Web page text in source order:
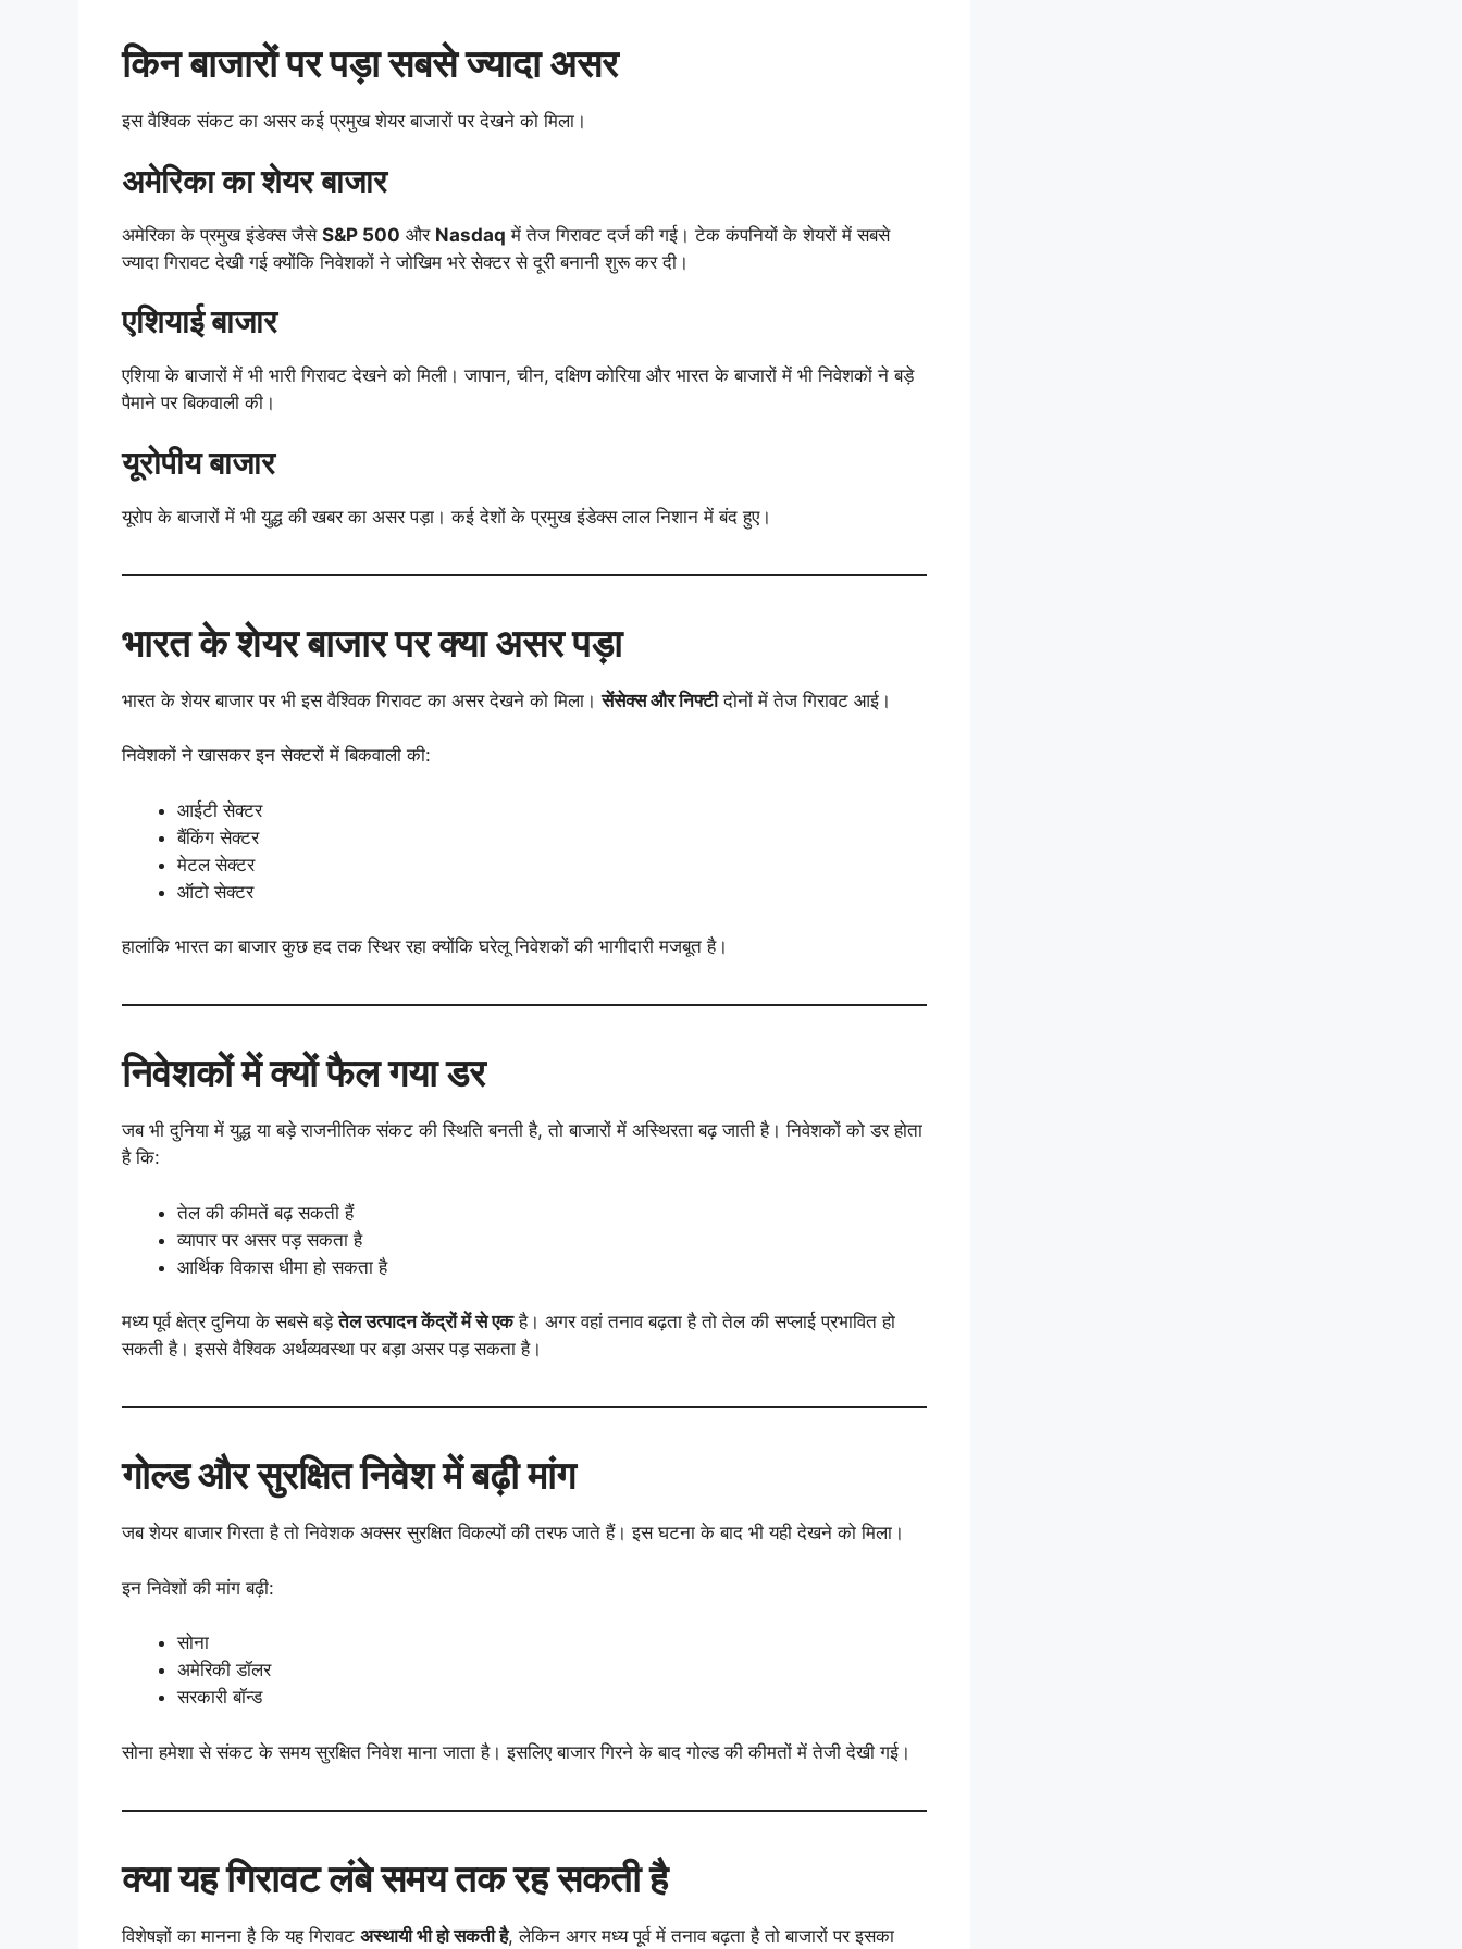
किन बाजारों पर पड़ा सबसे ज्यादा असर
इस वैश्विक संकट का असर कई प्रमुख शेयर बाजारों पर देखने को मिला।
अमेरिका का शेयर बाजार
अमेरिका के प्रमुख इंडेक्स जैसे S&P 500 और Nasdaq में तेज गिरावट दर्ज की गई। टेक कंपनियों के शेयरों में सबसे
ज्यादा गिरावट देखी गई क्योंकि निवेशकों ने जोखिम भरे सेक्टर से दूरी बनानी शुरू कर दी।
एशियाई बाजार
एशिया के बाजारों में भी भारी गिरावट देखने को मिली। जापान, चीन, दक्षिण कोरिया और भारत के बाजारों में भी निवेशकों ने बड़े
पैमाने पर बिकवाली की।
यूरोपीय बाजार
यूरोप के बाजारों में भी युद्ध की खबर का असर पड़ा। कई देशों के प्रमुख इंडेक्स लाल निशान में बंद हुए।
भारत के शेयर बाजार पर क्या असर पड़ा
भारत के शेयर बाजार पर भी इस वैश्विक गिरावट का असर देखने को मिला।सेंसेक्स और निफ्टीदोनों में तेज गिरावट आई।
निवेशकों ने खासकर इन सेक्टरों में बिकवाली की:
आईटी सेक्टर
बैंकिंग सेक्टर
मेटल सेक्टर
ऑटो सेक्टर
हालांकि भारत का बाजार कुछ हद तक स्थिर रहा क्योंकि घरेलू निवेशकों की भागीदारी मजबूत है।
निवेशकों में क्यों फैल गया डर
जब भी दुनिया में युद्ध या बड़े राजनीतिक संकट की स्थिति बनती है, तो बाजारों में अस्थिरता बढ़ जाती है। निवेशकों को डर होता
है कि:
तेल की कीमतें बढ़ सकती हैं
व्यापार पर असर पड़ सकता है
आर्थिक विकास धीमा हो सकता है
मध्य पूर्व क्षेत्र दुनिया के सबसे बड़ेतेल उत्पादन केंद्रों में से एकहै। अगर वहां तनाव बढ़ता है तो तेल की सप्लाई प्रभावित हो
सकती है। इससे वैश्विक अर्थव्यवस्था पर बड़ा असर पड़ सकता है।
गोल्ड और सुरक्षित निवेश में बढ़ी मांग
जब शेयर बाजार गिरता है तो निवेशक अक्सर सुरक्षित विकल्पों की तरफ जाते हैं। इस घटना के बाद भी यही देखने को मिला।
इन निवेशों की मांग बढ़ी:
सोना
अमेरिकी डॉलर
सरकारी बॉन्ड
सोना हमेशा से संकट के समय सुरक्षित निवेश माना जाता है। इसलिए बाजार गिरने के बाद गोल्ड की कीमतों में तेजी देखी गई।
क्या यह गिरावट लंबे समय तक रह सकती है
विशेषज्ञों का मानना है कि यह गिरावट अस्थायी भी हो सकती है, लेकिन अगर मध्य पूर्व में तनाव बढ़ता है तो बाजारों पर इसका